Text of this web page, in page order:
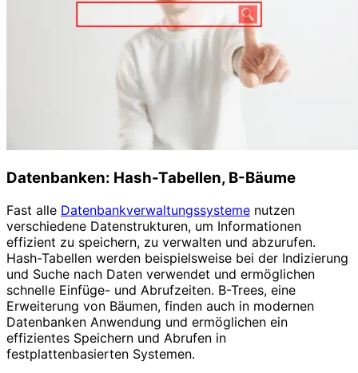
Datenbanken: Hash-Tabellen, B-Bäume
Fast alle Datenbankverwaltungssysteme nutzen
verschiedene Datenstrukturen, um Informationen
effizient zu speichern, zu verwalten und abzurufen.
Hash-Tabellen werden beispielsweise bei der Indizierung
und Suche nach Daten verwendet und ermöglichen
schnelle Einfüge- und Abrufzeiten. B-Trees, eine
Erweiterung von Bäumen, finden auch in modernen
Datenbanken Anwendung und ermöglichen ein
effizientes Speichern und Abrufen in
festplattenbasierten Systemen.